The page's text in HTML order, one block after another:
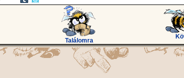
Találomra